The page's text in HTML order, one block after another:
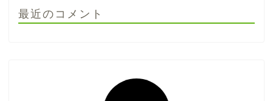
最近のコメント